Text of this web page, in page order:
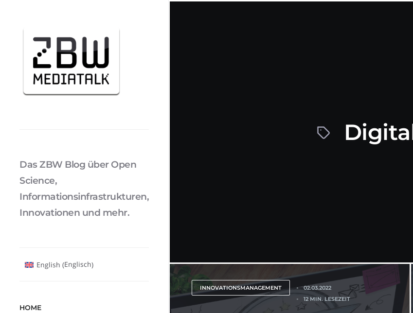
INNOVATIONSMANAGEMENT
02.03.2022
12 MIN. LESEZEIT
Das ZBW Blog über Open
Science,
Informationsinfrastrukturen,
Innovationen und mehr.
English (Englisch)
HOME